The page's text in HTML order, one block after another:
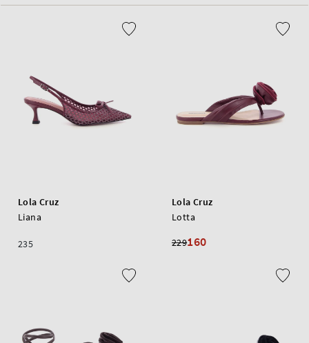
Lola Cruz
Liana
235
Lola Cruz
Lotta
229160